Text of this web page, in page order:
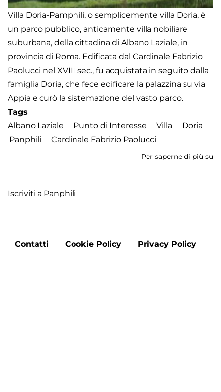
Villa Doria-Pamphili, o semplicemente villa Doria, è
un parco pubblico, anticamente villa nobiliare
suburbana, della cittadina di Albano Laziale, in
provincia di Roma. Edificata dal Cardinale Fabrizio
Paolucci nel XVIII sec., fu acquistata in seguito dalla
famiglia Doria, che fece edificare la palazzina su via
Appia e curò la sistemazione del vasto parco.
Tags
Albano Laziale
Punto di Interesse Villa
Doria
Panphili
Cardinale Fabrizio Paolucci
Per saperne di più su
Iscriviti a Panphili
Footer
Contatti Cookie Policy Privacy Policy